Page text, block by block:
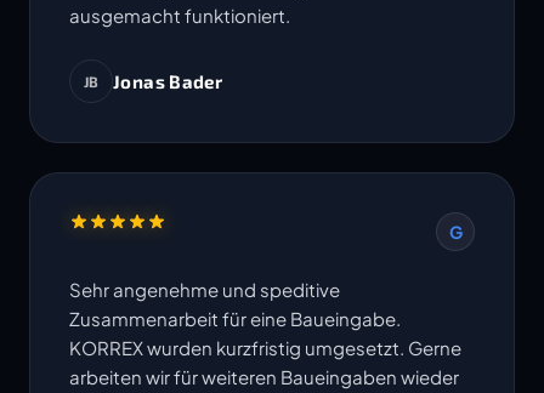
ausgemacht funktioniert.
JB Jonas Bader
G
Sehr angenehme und speditive
Zusammenarbeit für eine Baueingabe.
KORREX wurden kurzfristig umgesetzt. Gerne
arbeiten wir für weiteren Baueingaben wieder